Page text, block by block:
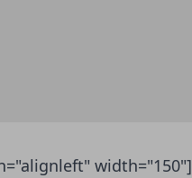
width="150"]